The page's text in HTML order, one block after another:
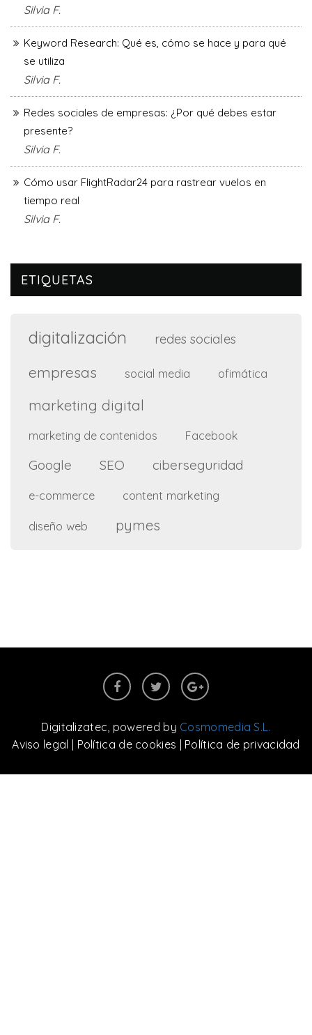
Silvia F.
Keyword Research: Qué es, cómo se hace y para qué
se utiliza
Silvia F.
Redes sociales de empresas: ¿Por qué debes estar
presente?
Silvia F.
Cómo usar FlightRadar24 para rastrear vuelos en
tiempo real
Silvia F.
ETIQUETAS
digitalización redes sociales
empresas social media ofimática
marketing digital
marketing de contenidos Facebook
Google SEO ciberseguridad
e-commerce content marketing
diseño web pymes
Digitalizatec, powered by Cosmomedia S.L.
Aviso legal
Política de cookies Política de privacidad